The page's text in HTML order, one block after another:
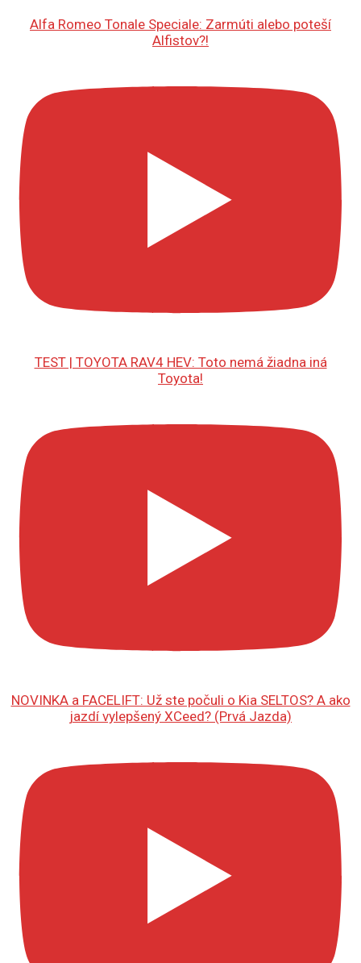
Alfa Romeo Tonale Speciale: Zarmúti alebo poteší
Alfistov?!
TEST | TOYOTA RAV4 HEV: Toto nemá žiadna iná
Toyota!
NOVINKA a FACELIFT: Už ste počuli o Kia SELTOS? A ako
jazdí vylepšený XCeed? (Prvá Jazda)